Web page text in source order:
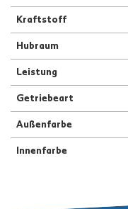
Kraftstoff
Hubraum
Leistung
Getriebeart
Außenfarbe
Innenfarbe